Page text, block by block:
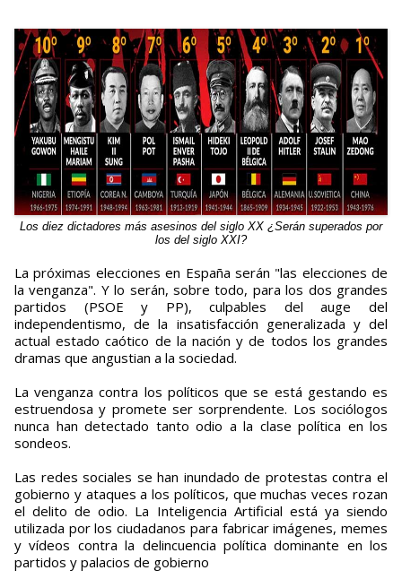
Los diez dictadores más asesinos del siglo XX ¿Serán superados por
los del siglo XXI?
La próximas elecciones en España serán "las elecciones de
la venganza". Y lo serán, sobre todo, para los dos grandes
partidos (PSOE y PP), culpables del auge del
independentismo, de la insatisfacción generalizada y del
actual estado caótico de la nación y de todos los grandes
dramas que angustian a la sociedad.
La venganza contra los políticos que se está gestando es
estruendosa y promete ser sorprendente. Los sociólogos
nunca han detectado tanto odio a la clase política en los
sondeos.
Las redes sociales se han inundado de protestas contra el
gobierno y ataques a los políticos, que muchas veces rozan
el delito de odio. La Inteligencia Artificial está ya siendo
utilizada por los ciudadanos para fabricar imágenes, memes
y vídeos contra la delincuencia política dominante en los
partidos y palacios de gobierno